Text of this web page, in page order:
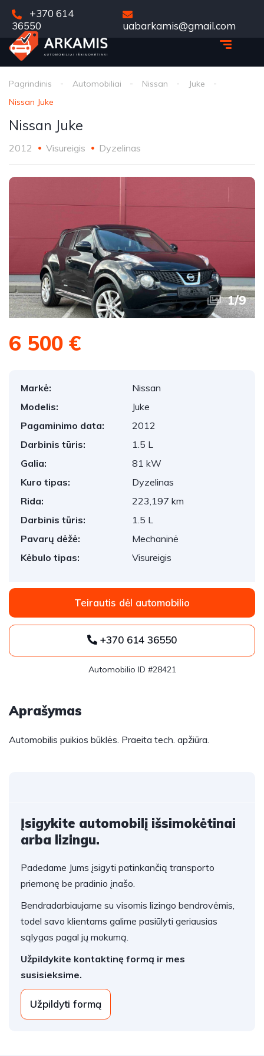
+370 614
36550
uabarkamis@gmail.com
Pagrindinis Automobiliai Nissan
Juke
Nissan Juke
Nissan Juke
2012 Visureigis Dyzelinas
1/9
6 500 €
Markė:
Nissan
Modelis:
Juke
Pagaminimo data:
2012
Darbinis tūris:
1.5 L
Galia:
81 kW
Kuro tipas:
Dyzelinas
Rida:
223,197 km
Darbinis tūris:
1.5 L
Pavarų dėžė:
Mechaninė
Kėbulo tipas:
Visureigis
Teirautis dėl automobilio
+370 614 36550
Automobilio ID #28421
Aprašymas
Automobilis puikios būklės. Praeita tech. apžiūra.
Įsigykite automobilį išsimokėtinai
arba lizingu.
Padedame Jums įsigyti patinkančią transporto
priemonę be pradinio įnašo.
Bendradarbiaujame su visomis lizingo bendrovėmis,
todel savo klientams galime pasiūlyti geriausias
sąlygas pagal jų mokumą.
Užpildykite kontaktinę formą ir mes
susisieksime.
Užpildyti formą